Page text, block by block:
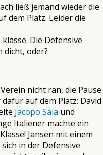
ließ jemand wieder die
dem Platz. Leider die
Die Defensive
dicht, oder?
nicht ran, die Pause
auf dem Platz: David
Jacopo Sala und
Italiener machte ein
Jansen mit einem
in der Defensive